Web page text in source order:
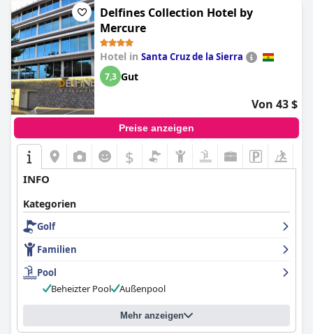
Delfines Collection Hotel by
Mercure
Hotel in Santa Cruz de la Sierra
7,3 Gut
Von 43 $
Preise anzeigen
$
INFO
Kategorien
Golf
Familien
Pool
Beheizter Pool
Außenpool
Mehr anzeigen